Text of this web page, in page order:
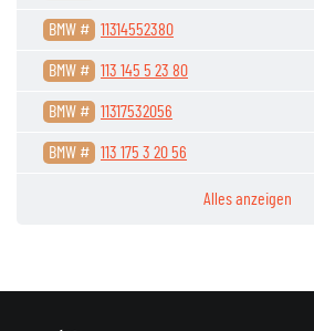
BMW # 11314552380
BMW # 113 145 5 23 80
BMW # 11317532056
BMW # 113 175 3 20 56
Alles anzeigen